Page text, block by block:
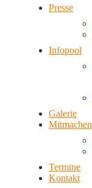
Presse
Infopool
Galerie
Mitmachen
Termine
Kontakt